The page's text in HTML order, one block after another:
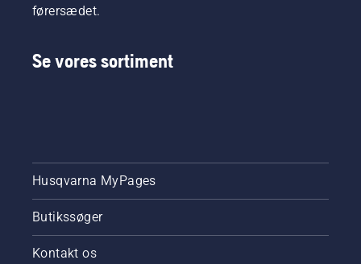
førersædet.
Se vores sortiment
Husqvarna MyPages
Butikssøger
Kontakt os